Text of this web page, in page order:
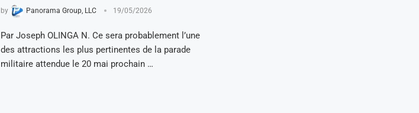
by Panorama Group, LLC 19/05/2026
Par Joseph OLINGA N. Ce sera probablement l’une
des attractions les plus pertinentes de la parade
militaire attendue le 20 mai prochain …